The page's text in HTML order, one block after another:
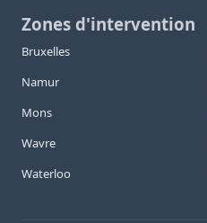
Zones d'intervention
Bruxelles
Namur
Mons
Wavre
Waterloo